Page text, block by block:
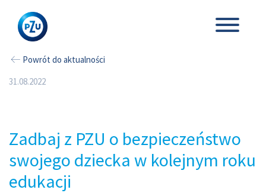
Powrót do aktualności
31.08.2022
Zadbaj z PZU o bezpieczeństwo
swojego dziecka w kolejnym roku
edukacji